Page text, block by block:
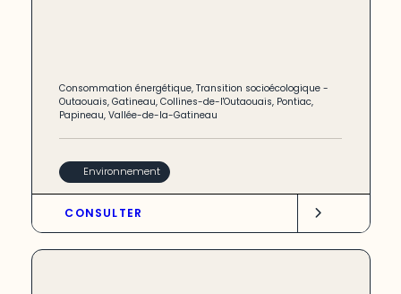
Consommation énergétique,Transition socioécologique -
Outaouais,Gatineau,Collines-de-l'Outaouais, Pontiac,
Papineau,Vallée-de-la-Gatineau
Environnement
CONSULTER